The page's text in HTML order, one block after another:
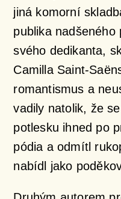
jiná komorní
publika
svého dedikanta,
Camilla Saint-
romantismus a
vadily natolik, že
potlesku ihned po
pódia a odmítl
nabídl jako